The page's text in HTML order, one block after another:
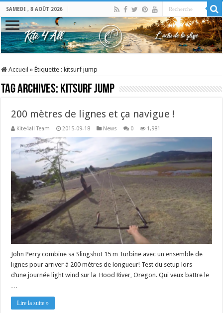
SAMEDI , 8 AOÛT 2026
Accueil » Étiquette : kitsurf jump
Tag Archives: kitsurf jump
200 mètres de lignes et ça navigue !
Kite4all Team 2015-09-18 News 0 1,981
John Perry combine sa Slingshot 15 m Turbine avec un ensemble de
lignes pour arriver à 200 mètres de longueur! Test du setup lors
d’une journée light wind sur la Hood River, Oregon. Qui veux battre le
Lire la suite »